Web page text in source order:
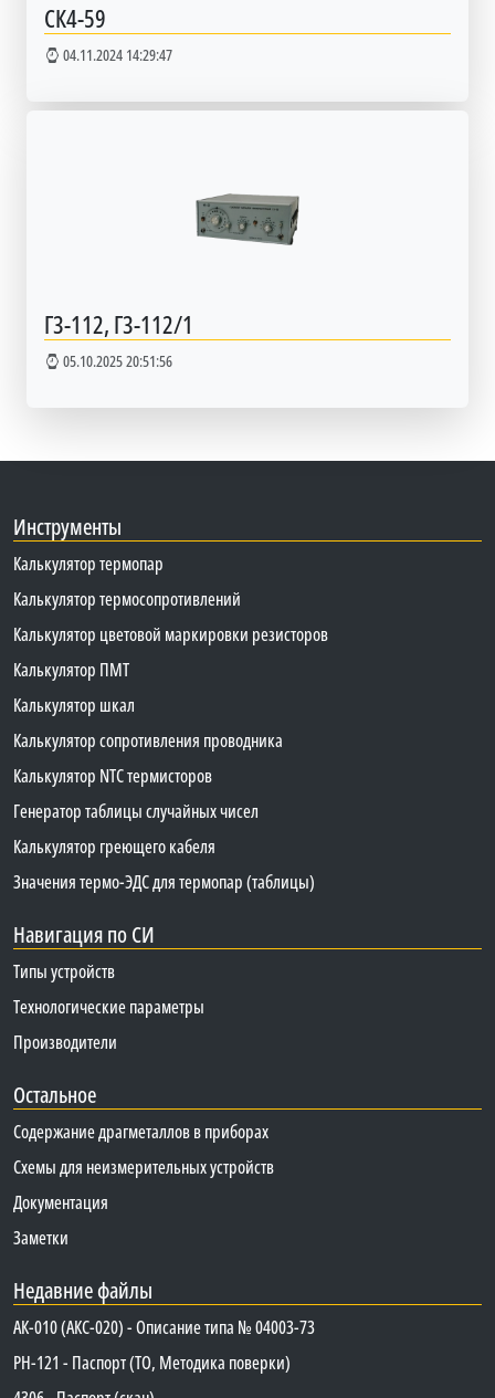
СК4-59
04.11.2024 14:29:47
Г3-112, Г3-112/1
05.10.2025 20:51:56
Инструменты
Калькулятор термопар
Калькулятор термосопротивлений
Калькулятор цветовой маркировки резисторов
Калькулятор ПМТ
Калькулятор шкал
Калькулятор сопротивления проводника
Калькулятор NTC термисторов
Генератор таблицы случайных чисел
Калькулятор греющего кабеля
Значения термо-ЭДС для термопар (таблицы)
Навигация по СИ
Типы устройств
Технологические параметры
Производители
Остальное
Содержание драгметаллов в приборах
Схемы для неизмерительных устройств
Документация
Заметки
Недавние файлы
АК-010 (АКС-020) - Описание типа № 04003-73
PH-121 - Паспорт (ТО, Методика поверки)